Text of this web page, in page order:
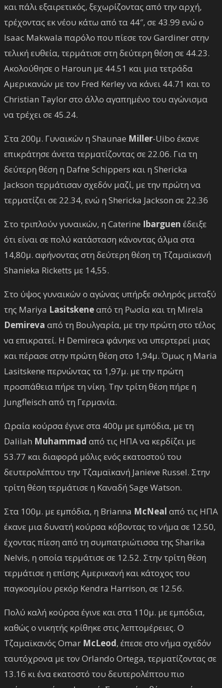
και πάλι εξαιρετικός, ξεχωρίζοντας από την αρχή,
τρέχοντας εκ νέου κάτω από τα 44″, σε 43.99 ενώ ο
Isaac Makwala παρόλο που πίεσε τον Gardiner στην
τελική ευθεία, τερμάτισε στη δεύτερη θέση σε 44.23.
Ακολούθησε ο Haroun με 44.51 και μια τετράδα
Αμερικανών με τον Fred Kerley να κάνει 44.71 και το
Christian Taylor στο άλλο αγαπημένο του αγώνισμα
να τρέχει σε 45.24.
Στα 200μ. Γυναικών η Shaunae Miller-Uibo έκανε
επικράτησε άνετα τερματίζοντας σε 22.06. Για τη
δεύτερη θέση η Dafne Schippers και η Shericka
Jackson τερμάτισαν σχεδόν μαζί, με την πρώτη να
τερματίζει σε 22.34, ενώ η Shericka Jackson σε 22.36
Στο τριπλούν γυναικών, η Caterine Ibarguen έδειξε
ότι είναι σε πολύ κατάσταση κάνοντας άλμα στα
14,80μ. αφήνοντας στη δεύτερη θέση τη Τζαμαϊκανή
Shanieka Ricketts με 14,55.
Στο ύψος γυναικών ο αγώνας υπήρξε σκληρός μεταξύ
της Mariya Lasitskeneαπό τη Ρωσία και τη Mirela
Demireva από τη Βουλγαρία, με την πρώτη στο τέλος
να επικρατεί. Η Demireca φάνηκε να υπερτερεί μιας
και πέρασε στην πρώτη θέση στο 1,94μ. Όμως η Maria
Lasitskene περνώντας τα 1,97μ. με την πρώτη
προσπάθεια πήρε τη νίκη. Την τρίτη θέση πήρε η
Jungfleisch από τη Γερμανία.
Ωραία κούρσα έγινε στα 400μ με εμπόδια, με τη
Dalilah Muhammad από τις ΗΠΑ να κερδίζει με
53.77 και διαφορά μόλις ενός εκατοστού του
δευτερολέπτου την Τζαμαϊκανή Janieve Russel. Στην
τρίτη θέση τερμάτισε η Καναδή Sage Watson.
Στα 100μ. με εμπόδια, η Brianna McNeal από τις ΗΠΑ
έκανε μια δυνατή κούρσα κόβοντας το νήμα σε 12.50,
έχοντας πίεση από τη συμπατριώτισσα της Sharika
Nelvis, η οποία τερμάτισε σε 12.52. Στην τρίτη θέση
τερμάτισε η επίσης Αμερικανή και κάτοχος του
παγκοσμίου ρεκόρ Kendra Harrison, σε 12.56.
Πολύ καλή κούρσα έγινε και στα 110μ. με εμπόδια,
καθώς ο νικητής κρίθηκε στις λεπτομέρειες. Ο
Τζαμαϊκανός Omar McLeod, έπεσε στο νήμα σχεδόν
ταυτόχρονα με τον Orlando Ortega, τερματίζοντας σε
13.16 κι ένα εκατοστό του δευτερολέπτου πιο